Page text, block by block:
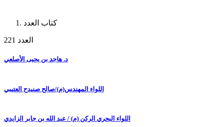
كتاب العدد
العدد 221
د. هاجد بن يحيى الأصلعي
اللواء المهندس(م)/صالح صنيدح العتيبي
اللواء البحري الركن (م) / عبد الله بن جابر الزايدي